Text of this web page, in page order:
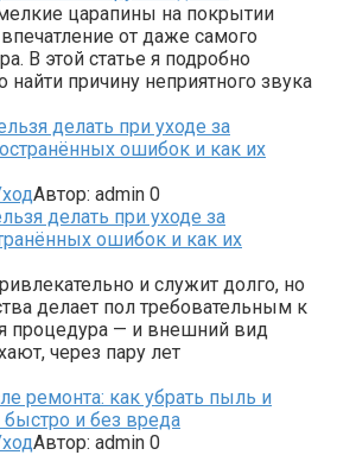
царапины на покрытии
от даже самого
В этой статье я подробно
найти причину неприятного звука
делать при уходе за
ошибок и как их
Автор: admin 0
и служит долго, но
делает пол требовательным к
процедура — и внешний вид
через пару лет
ремонта: как убрать пыль и
и без вреда
Автор: admin 0